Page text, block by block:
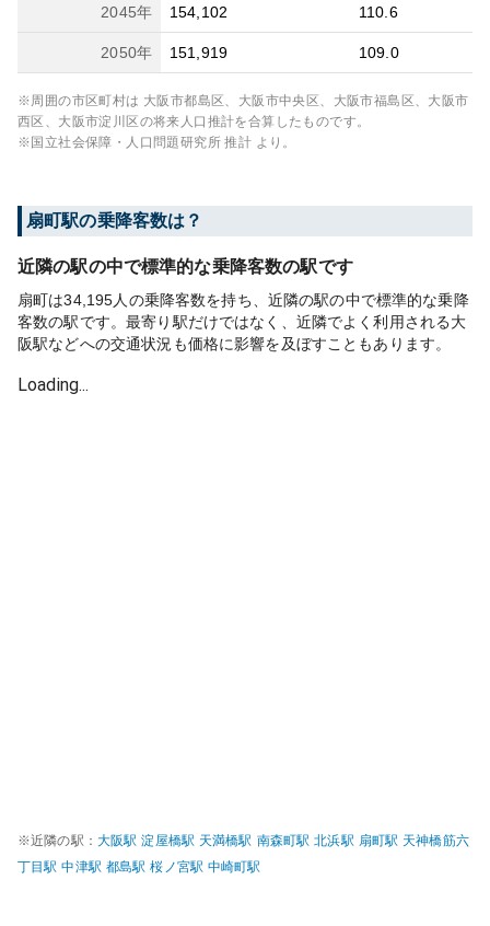
2045年 154,102 110.6
2050年 151,919 109.0
※周囲の市区町村は 大阪市都島区、大阪市中央区、大阪市福島区、大阪市
西区、大阪市淀川区の将来人口推計を合算したものです。
※国立社会保障・人口問題研究所 推計 より。
扇町駅の乗降客数は？
近隣の駅の中で標準的な乗降客数の駅です
扇町は34,195人の乗降客数を持ち、近隣の駅の中で標準的な乗降
客数の駅です。最寄り駅だけではなく、近隣でよく利用される大
阪駅などへの交通状況も価格に影響を及ぼすこともあります。
Loading...
※近隣の駅： 大阪駅 淀屋橋駅 天満橋駅 南森町駅 北浜駅 扇町駅 天神橋筋六
丁目駅 中津駅 都島駅 桜ノ宮駅 中崎町駅